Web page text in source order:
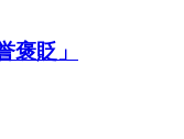
褒貶」